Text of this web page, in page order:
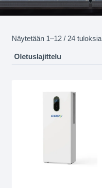
Näytetään 1–12 / 24 tuloksia